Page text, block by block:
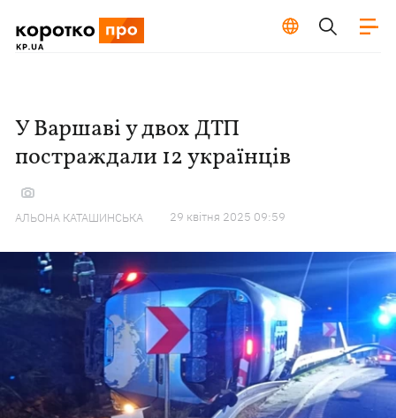
У Варшаві у двох ДТП
постраждали 12 українців
АЛЬОНА КАТАШИНСЬКА 29 квiтня 2025 09:59